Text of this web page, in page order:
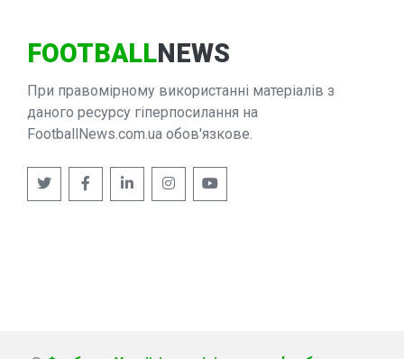
FOOTBALLNEWS
При правомірному використанні матеріалів з
даного ресурсу гіперпосилання на
FootballNews.com.ua обов'язкове.